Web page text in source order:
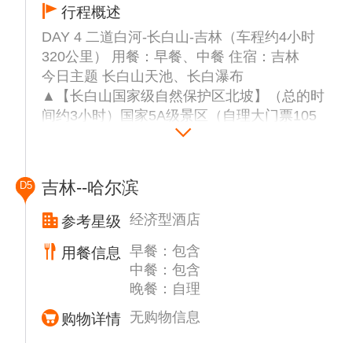
行程概述
DAY 4 二道白河-长白山-吉林（车程约4小时
320公里） 用餐：早餐、中餐 住宿：吉林
今日主题 长白山天池、长白瀑布
▲【长白山国家级自然保护区北坡】（总的时
间约3小时）国家5A级景区（自理大门票105
元+必须乘坐环保车80元+倒站车85元+环线车
转服务站自由活动或根据天气情况，乘坐景区
倒站车（旺季人多需排队等候）登松花江、鸭
绿江、图们江三江之源亚洲最大的火山口湖
▲【长白山天池】：又称白头山天池，是中国
境内保存最为完整的新生代多成因复合火山，
天池周围火山口壁陡峭，并形成十几座环状山
山峰，海拔均在2500米以上，素有“三江之
源”的雅称。2000年，长白山天池被上海大世
D5 吉林--哈尔滨
参考星级 经济型酒店
用餐信息
早餐：包含
中餐：包含
晚餐：自理
购物详情 无购物信息